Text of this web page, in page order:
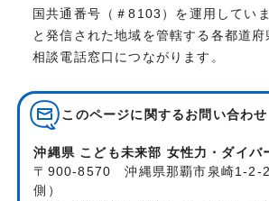
国共通番号（＃8103）を運用してい
と発信された地域を管轄する各都道
相談電話窓口につながります。
このページに関する お問い合わせ
沖縄県 こども未来部 女性力・ダイバ
〒900-8570 沖縄県那覇市泉崎1-2-
側）